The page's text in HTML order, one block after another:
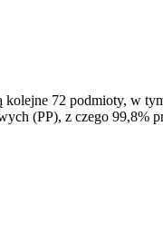
72 podmioty, w
(PP), z czego 99,8%